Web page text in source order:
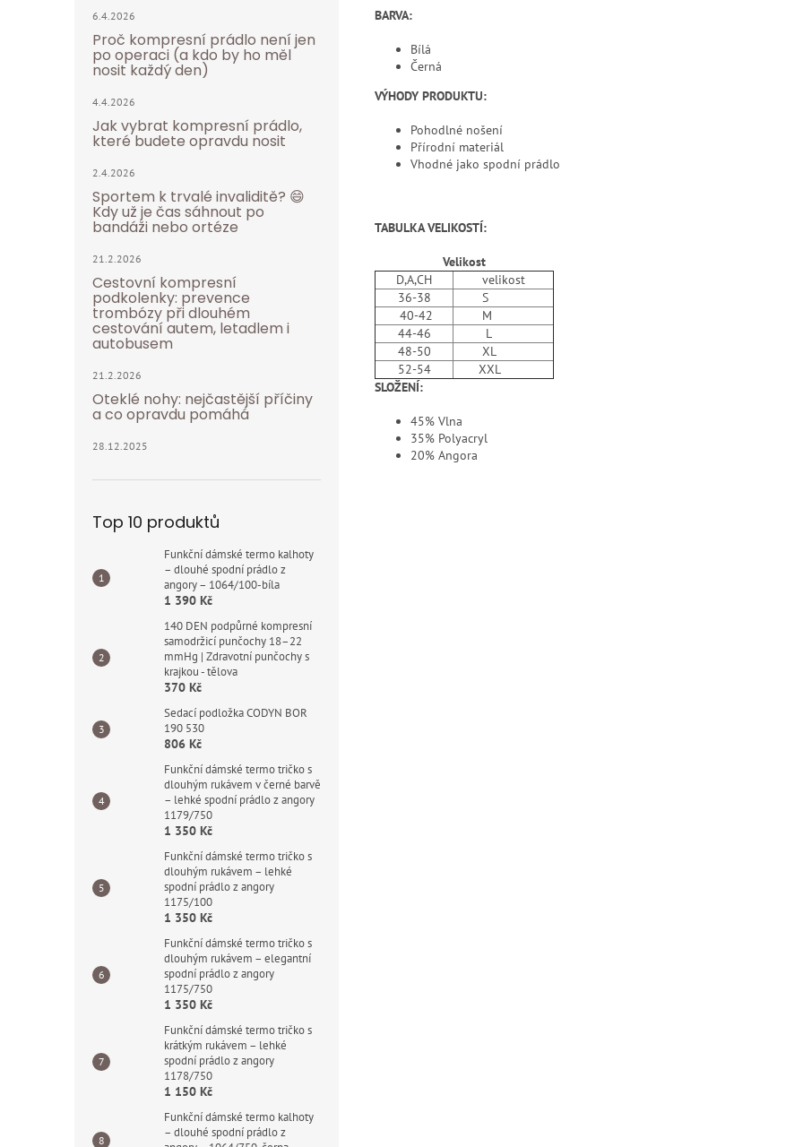
6.4.2026
Proč kompresní prádlo není jen
po operaci (a kdo by ho měl
nosit každý den)
4.4.2026
Jak vybrat kompresní prádlo,
které budete opravdu nosit
2.4.2026
Sportem k trvalé invaliditě? 😄
Kdy už je čas sáhnout po
bandáži nebo ortéze
21.2.2026
Cestovní kompresní
podkolenky: prevence
trombózy při dlouhém
cestování autem, letadlem i
autobusem
21.2.2026
Oteklé nohy: nejčastější příčiny
a co opravdu pomáhá
28.12.2025
Top 10 produktů
Funkční dámské termo kalhoty
– dlouhé spodní prádlo z
angory – 1064/100-bíla
1 390 Kč
140 DEN podpůrné kompresní
samodržicí punčochy 18–22
mmHg | Zdravotní punčochy s
krajkou - tělova
370 Kč
Sedací podložka CODYN BOR
190 530
806 Kč
Funkční dámské termo tričko s
dlouhým rukávem v černé barvě
– lehké spodní prádlo z angory
1179/750
1 350 Kč
Funkční dámské termo tričko s
dlouhým rukávem – lehké
spodní prádlo z angory
1175/100
1 350 Kč
Funkční dámské termo tričko s
dlouhým rukávem – elegantní
spodní prádlo z angory
1175/750
1 350 Kč
Funkční dámské termo tričko s
krátkým rukávem – lehké
spodní prádlo z angory
1178/750
1 150 Kč
Funkční dámské termo kalhoty
– dlouhé spodní prádlo z
BARVA:
Bílá
Černá
VÝHODY PRODUKTU:
Pohodlné nošení
Přírodní materiál
Vhodné jako spodní prádlo
TABULKA VELIKOSTÍ:
Velikost
D,A,CH
velikost
36-38
S
40-42
M
44-46
L
48-50
XL
52-54
XXL
SLOŽENÍ:
45% Vlna
35% Polyacryl
20% Angora